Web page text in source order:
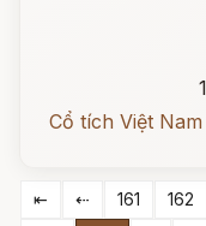
Cổ tích Việt Nam
⇤ ⇠ 161 162